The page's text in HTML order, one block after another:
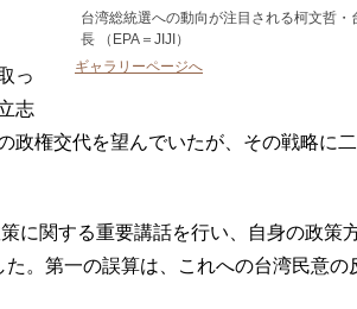
台湾総統選への動向が注目される柯文哲・
長 （EPA＝JIJI）
ギャラリーページへ
っ
志
政権交代を望んでいたが、その戦略に
に関する重要講話を行い、自身の政策
。第一の誤算は、これへの台湾民意の